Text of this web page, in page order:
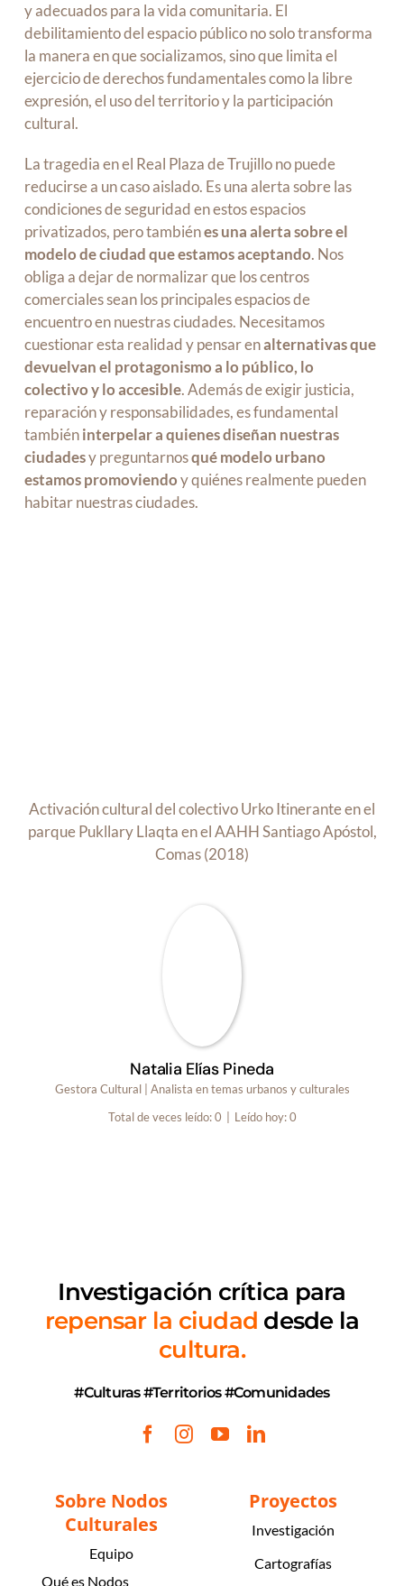
y adecuados para la vida comunitaria. El
debilitamiento del espacio público no solo transforma
la manera en que socializamos, sino que limita el
ejercicio de derechos fundamentales como la libre
expresión, el uso del territorio y la participación
cultural.
La tragedia en el Real Plaza de Trujillo no puede
reducirse a un caso aislado. Es una alerta sobre las
condiciones de seguridad en estos espacios
privatizados, pero tambiénes una alerta sobre el
modelo de ciudad que estamos aceptando. Nos
obliga a dejar de normalizar que los centros
comerciales sean los principales espacios de
encuentro en nuestras ciudades. Necesitamos
cuestionar esta realidad y pensar enalternativas que
devuelvan el protagonismo a lo público, lo
colectivo y lo accesible. Además de exigir justicia,
reparación y responsabilidades, es fundamental
tambiéninterpelar a quienes diseñan nuestras
ciudadesy preguntarnosqué modelo urbano
estamos promoviendoy quiénes realmente pueden
habitar nuestras ciudades.
Activación cultural del colectivo Urko Itinerante en el
parque Pukllary Llaqta en el AAHH Santiago Apóstol,
Comas (2018)
Natalia Elías Pineda
Gestora Cultural | Analista en temas urbanos y culturales
Total de veces leído: 0
Leído hoy: 0
Investigación crítica para
repensar la ciudad desde la
cultura.
#Culturas #Territorios #Comunidades
Sobre Nodos
Culturales
Equipo
Qué es Nodos
Proyectos
Investigación
Cartografías